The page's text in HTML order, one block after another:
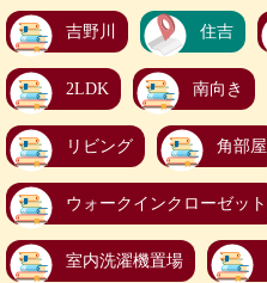
吉野川 住吉
2LDK 南向き
リビング 角部屋
ウォークインクローゼット
室内洗濯機置場